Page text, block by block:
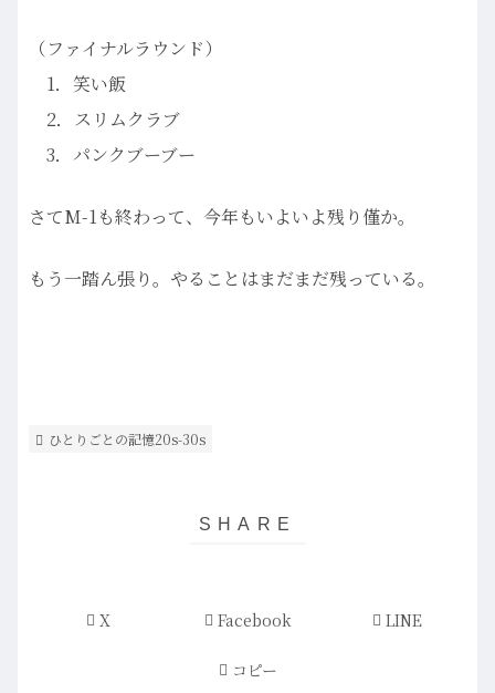
（ファイナルラウンド）
1．笑い飯
2．スリムクラブ
3．パンクブーブー
さてM-1も終わって、今年もいよいよ残り僅か。
もう一踏ん張り。やることはまだまだ残っている。
ひとりごとの記憶20s-30s
X Facebook LINE
コピー